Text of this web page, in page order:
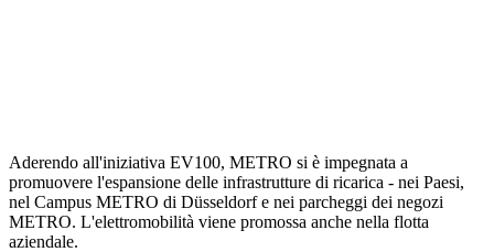
Aderendo all'iniziativa EV100, METRO si è impegnata a
promuovere l'espansione delle infrastrutture di ricarica - nei Paesi,
nel Campus METRO di Düsseldorf e nei parcheggi dei negozi
METRO. L'elettromobilità viene promossa anche nella flotta
aziendale.